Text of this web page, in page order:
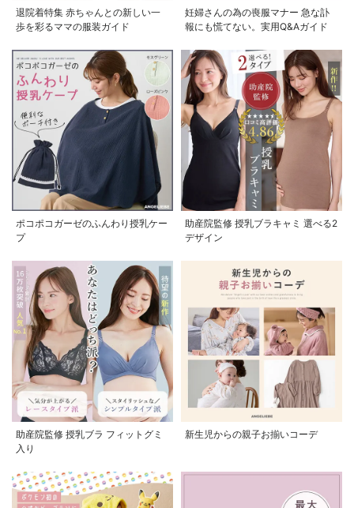
退院着特集 赤ちゃんとの新しい一
歩を彩るママの服装ガイド
妊婦さんの為の喪服マナー 急な訃
報にも慌てない。実用Q&Aガイド
ポコポコガーゼのふんわり授乳ケー
プ
助産院監修 授乳ブラキャミ 選べる2
デザイン
助産院監修 授乳ブラ フィットグミ
入り
新生児からの親子お揃いコーデ